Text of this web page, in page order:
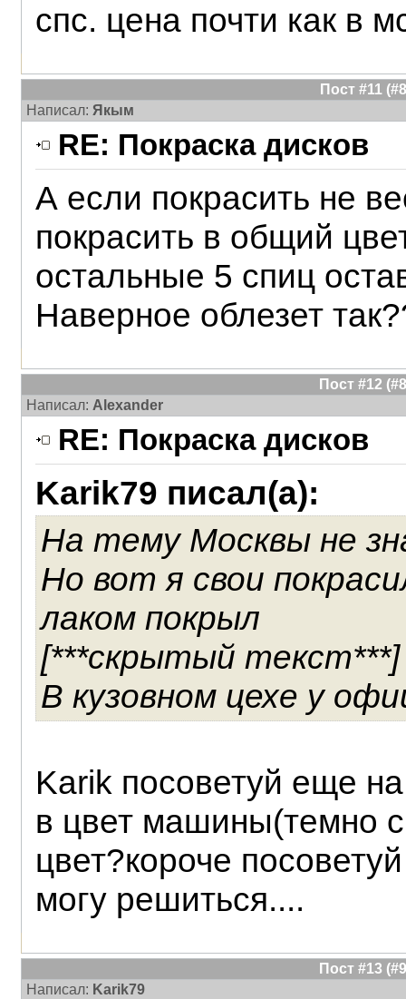
спс. цена почти как в
Пост #11
Написал: Якым
RE: Покраска дисков
А если покрасить не
покрасить в общий
остальные 5 спиц
Наверное облезет
Пост #12
Написал: Alexander
RE: Покраска дисков
Karik79 писал(а):
На тему Москвы не
Но вот я свои
лаком покрыл
[***скрытый текст***]
В кузовном цехе у
Karik посоветуй еще
в цвет машины(темно
цвет?короче
могу решиться....
Пост #13
Написал: Karik79